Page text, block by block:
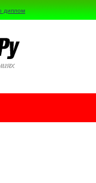
диплом